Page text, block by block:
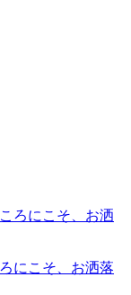
にこそ、お洒落